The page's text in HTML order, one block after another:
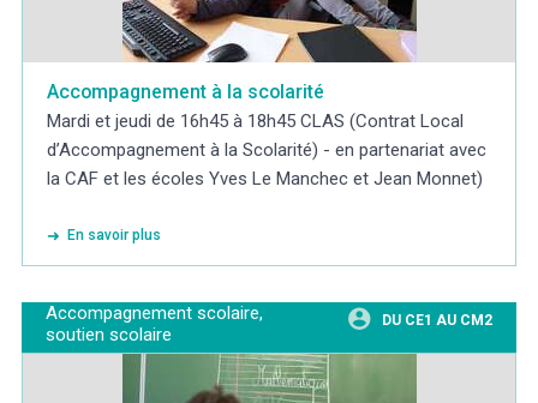
Accompagnement à la scolarité
Mardi et jeudi de 16h45 à 18h45 CLAS (Contrat Local
d’Accompagnement à la Scolarité) - en partenariat avec
la CAF et les écoles Yves Le Manchec et Jean Monnet)
En savoir plus
Accompagnement scolaire,
soutien scolaire
DU CE1 AU CM2